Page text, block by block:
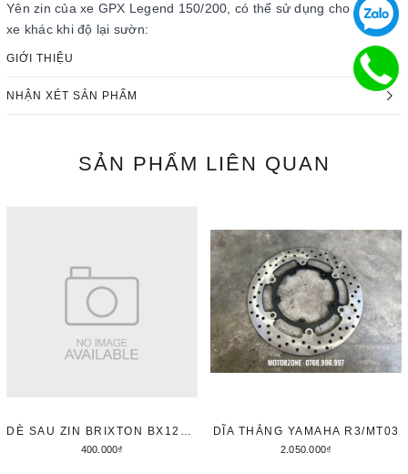
Yên zin của xe GPX Legend 150/200, có thể sử dụng cho những
xe khác khi độ lại sườn:
GIỚI THIỆU
NHẬN XÉT SẢN PHẨM
SẢN PHẨM LIÊN QUAN
DÈ SAU ZIN BRIXTON BX125/150 - MÀU XI - ĐÃ QUA SỬ DỤNG
400.000₫
DĨA THẮNG YAMAHA R3/MT03
2.050.000₫